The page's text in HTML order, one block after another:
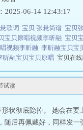
2025-06-14 12:43:17
歌词 宝贝 张悬简谱 宝贝
宝贝原唱视频李昕融 宝贝
视频李昕融 李昕融宝贝宝
昕融宝贝宝贝原唱 宝贝在
试读
状彻底隐掉。 她会在
随后再佩戴好，同样发